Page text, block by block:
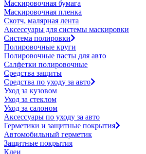
Маскировочная бумага
Маскировочная пленка
Скотч, малярная лента
Аксессуары для системы маскировки
Система полировки
Полировочные круги
Полировочные пасты для авто
Салфетки полировочные
Средства защиты
Средства по уходу за авто
Уход за кузовом
Уход за стеклом
Уход за салоном
Аксессуары по уходу за авто
Герметики и защитные покрытия
Автомобильный герметик
Защитные покрытия
Клеи